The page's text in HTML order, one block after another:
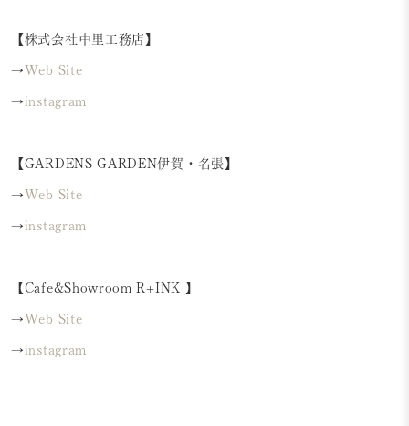
【株式会社中里工務店】
→ Web Site
→ instagram
【GARDENS GARDEN伊賀・名張】
→ Web Site
→ instagram
【Cafe&Showroom R+INK 】
→ Web Site
→ instagram